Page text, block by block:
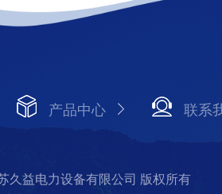
产品中心 联系
久益电力设备有限公司 版权所有